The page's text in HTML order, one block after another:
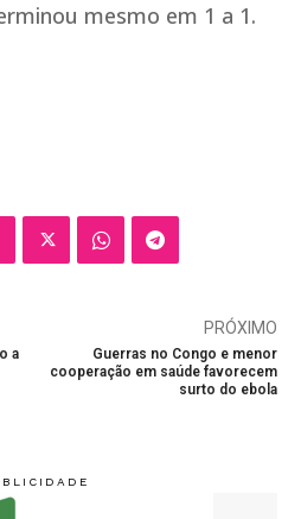
mesmo em 1 a 1.
a
PRÓXIMO
Guerras no Congo e menor
cooperação em saúde favorecem
surto do ebola